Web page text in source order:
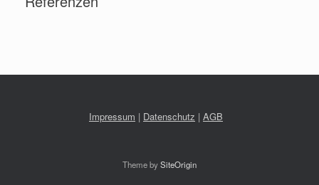
Impressum | Datenschutz | AGB
Theme bySiteOrigin